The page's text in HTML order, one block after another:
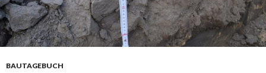
BAUTAGEBUCH